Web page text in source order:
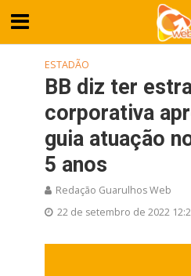
ESTADÃO
BB diz ter
corporativa
guia atuação
5 anos
Redação Guarulhos Web
22 de setembro de 2022